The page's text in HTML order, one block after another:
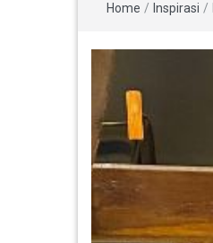
Home / Inspirasi /